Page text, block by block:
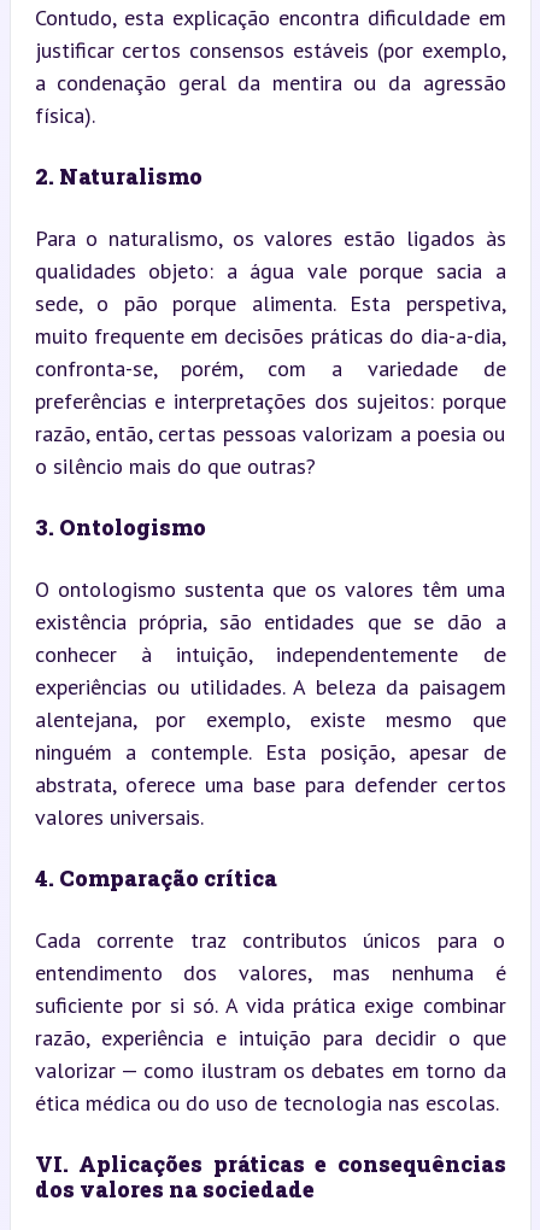
Contudo, esta explicação encontra dificuldade em
justificar certos consensos estáveis (por exemplo,
a condenação geral da mentira ou da agressão
física).
2. Naturalismo
Para o naturalismo, os valores estão ligados às
qualidades objeto: a água vale porque sacia a
sede, o pão porque alimenta. Esta perspetiva,
muito frequente em decisões práticas do dia-a-dia,
confronta-se, porém, com a variedade de
preferências e interpretações dos sujeitos: porque
razão, então, certas pessoas valorizam a poesia ou
o silêncio mais do que outras?
3. Ontologismo
O ontologismo sustenta que os valores têm uma
existência própria, são entidades que se dão a
conhecer à intuição, independentemente de
experiências ou utilidades. A beleza da paisagem
alentejana, por exemplo, existe mesmo que
ninguém a contemple. Esta posição, apesar de
abstrata, oferece uma base para defender certos
valores universais.
4. Comparação crítica
Cada corrente traz contributos únicos para o
entendimento dos valores, mas nenhuma é
suficiente por si só. A vida prática exige combinar
razão, experiência e intuição para decidir o que
valorizar — como ilustram os debates em torno da
ética médica ou do uso de tecnologia nas escolas.
VI. Aplicações práticas e consequências
dos valores na sociedade